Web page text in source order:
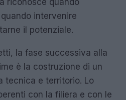
intervenire
il potenziale.
la fase successiva alla
è la costruzione di un
tecnica e territorio. Lo
con la filiera e con le